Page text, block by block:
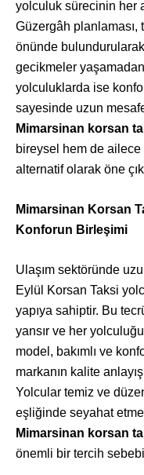
yolculuk sürecinin her
Güzergâh
önünde
gecikmeler yaşamadan
yolculuklarda ise
sayesinde uzun
Mimarsinan korsan
bireysel hem de
alternatif olarak öne
Mimarsinan Korsan
Konforun Birleşimi
Ulaşım sektöründe
Eylül Korsan Taksi
yapıya sahiptir. Bu
yansır ve her
model, bakımlı ve
markanın kalite
Yolcular temiz ve
eşliğinde seyahat
Mimarsinan korsan
önemli bir tercih